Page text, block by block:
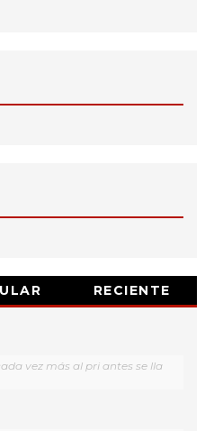
RECIENTE
vez más al pri antes se lla